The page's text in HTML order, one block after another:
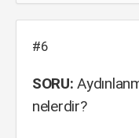
#6
SORU:
nelerdir?